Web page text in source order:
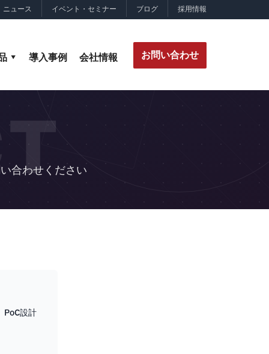
ニュース イベント・セミナー ブログ 採用情報
導入事例 会社情報 お問い合わせ
合わせください
PoC設計